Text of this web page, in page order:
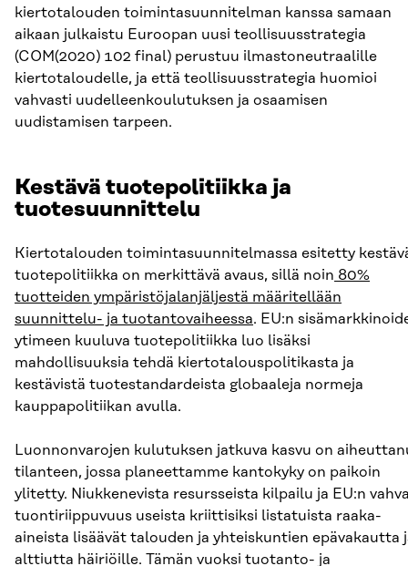
kiertotalouden toimintasuunnitelman kanssa samaan
aikaan julkaistu Euroopan uusi teollisuusstrategia
(COM(2020) 102 final) perustuu ilmastoneutraalille
kiertotaloudelle, ja että teollisuusstrategia huomioi
vahvasti uudelleenkoulutuksen ja osaamisen
uudistamisen tarpeen.
Kestävä tuotepolitiikka ja
tuotesuunnittelu
Kiertotalouden toimintasuunnitelmassa esitetty
tuotepolitiikka on merkittävä avaus, sillä noin 80%
tuotteiden ympäristöjalanjäljestä määritellään
suunnittelu- ja tuotantovaiheessa. EU:n
ytimeen kuuluva tuotepolitiikka luo lisäksi
mahdollisuuksia tehdä kiertotalouspolitikasta ja
kestävistä tuotestandardeista globaaleja normeja
kauppapolitiikan avulla.
Luonnonvarojen kulutuksen jatkuva kasvu on
tilanteen, jossa planeettamme kantokyky on paikoin
ylitetty. Niukkenevista resursseista kilpailu ja EU:n
tuontiriippuvuus useista kriittisiksi listatuista raaka-
aineista lisäävät talouden ja yhteiskuntien epävakautta
alttiutta häiriöille. Tämän vuoksi tuotanto- ja